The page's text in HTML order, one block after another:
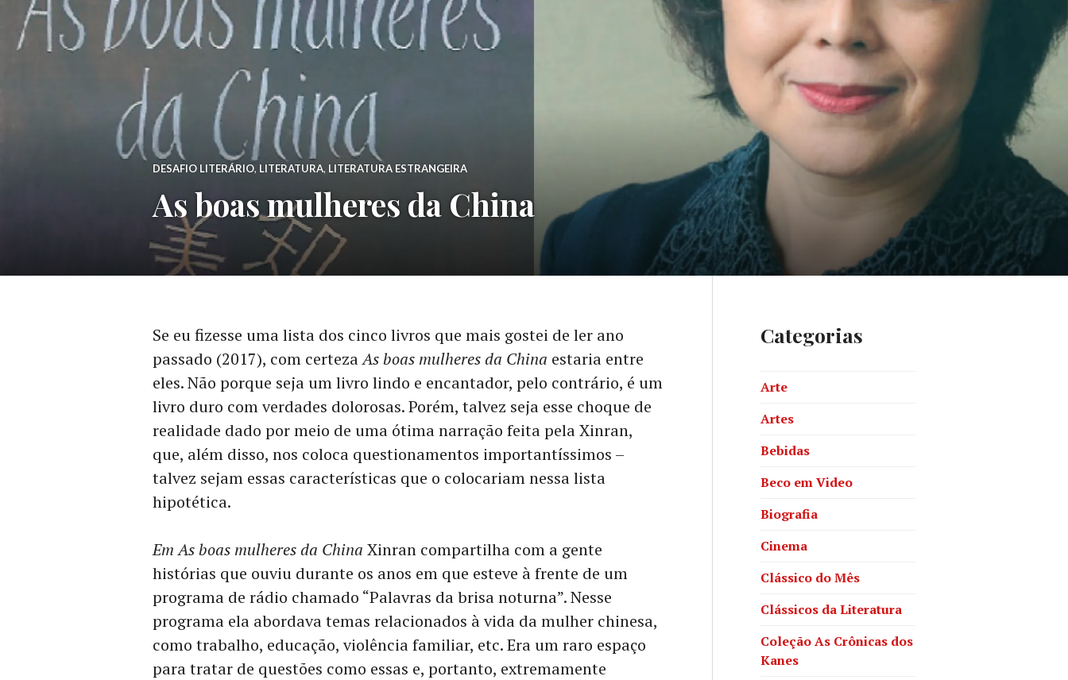
DESAFIO LITERÁRIO, LITERATURA, LITERATURA ESTRANGEIRA
As boas mulheres da China
Se eu fizesse uma lista dos cinco livros que mais gostei de ler ano
passado (2017), com certezaAs boas mulheres da China estaria entre
eles. Não porque seja um livro lindo e encantador, pelo contrário, é um
livro duro com verdades dolorosas. Porém, talvez seja esse choque de
realidade dado por meio de uma ótima narração feita pela Xinran,
que, além disso, nos coloca questionamentos importantíssimos –
talvez sejam essas características que o colocariam nessa lista
hipotética.
Em As boas mulheres da China Xinran compartilha com a gente
histórias que ouviu durante os anos em que esteve à frente de um
programa de rádio chamado “Palavras da brisa noturna”. Nesse
programa ela abordava temas relacionados à vida da mulher chinesa,
como trabalho, educação, violência familiar, etc. Era um raro espaço
para tratar de questões como essas e, portanto, extremamente
Categorias
Arte
Artes
Bebidas
Beco em Video
Biografia
Cinema
Clássico do Mês
Clássicos da Literatura
Coleção As Crônicas dos
Kanes